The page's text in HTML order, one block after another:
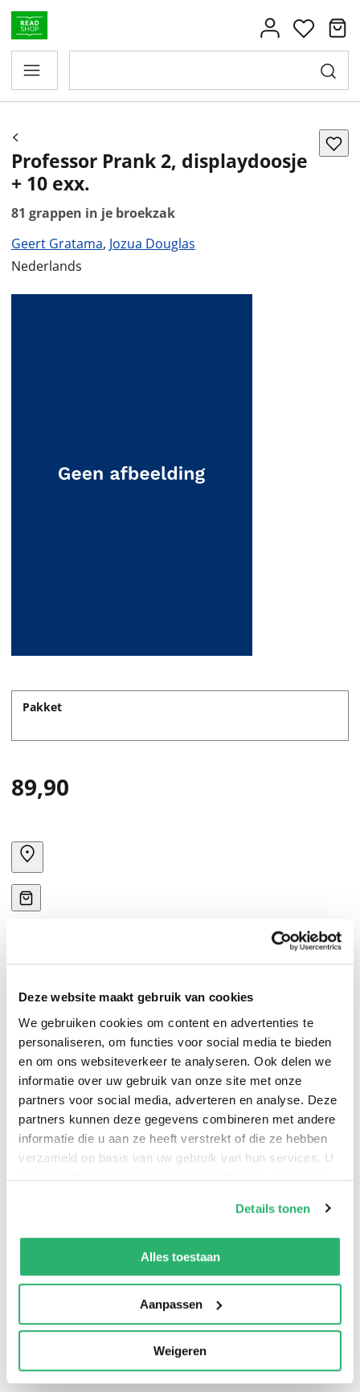
Deze website maakt gebruik van cookies
We gebruiken cookies om content en advertenties te
personaliseren, om functies voor social media te bieden
en om ons websiteverkeer te analyseren. Ook delen we
informatie over uw gebruik van onze site met onze
partners voor social media, adverteren en analyse. Deze
partners kunnen deze gegevens combineren met andere
informatie die u aan ze heeft verstrekt of die ze hebben
verzameld op basis van uw gebruik van hun services. U
kunt op ieder moment uw cookievoorkeuren aanpassen
We werken samen met13 derdendie uw gegevens
kunnen ontvangen en verwerken.
Details tonen
Alles toestaan
Aanpassen
Weigeren
Professor Prank 2, displaydoosje
+ 10 exx.
81 grappen in je broekzak
Geert Gratama, Jozua Douglas
Nederlands
Pakket
89,90